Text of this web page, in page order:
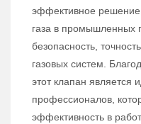
эффективное решение
газа в промышленных
безопасность,
газовых систем.
этот клапан
профессионалов,
эффективность в